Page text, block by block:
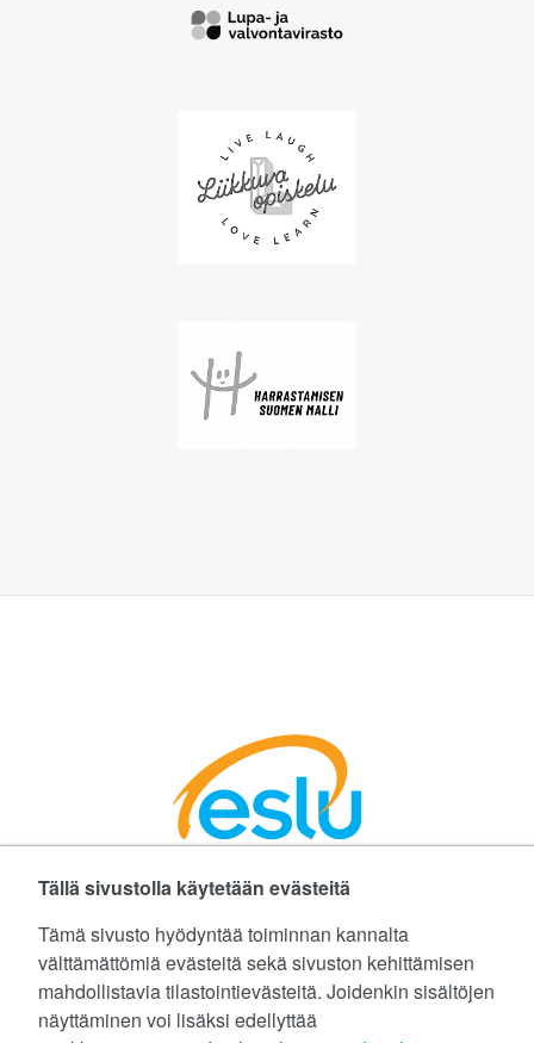
Tällä sivustolla käytetään evästeitä
Tämä sivusto hyödyntää toiminnan kannalta
välttämättömiä evästeitä sekä sivuston kehittämisen
mahdollistavia tilastointievästeitä. Joidenkin sisältöjen
näyttäminen voi lisäksi edellyttää
Facebookissa Instagramissa
©Etelä-Suomen Liikunta ja Urheilu ry
Tietoa evästeistä (cookies)
Yhteystiedot